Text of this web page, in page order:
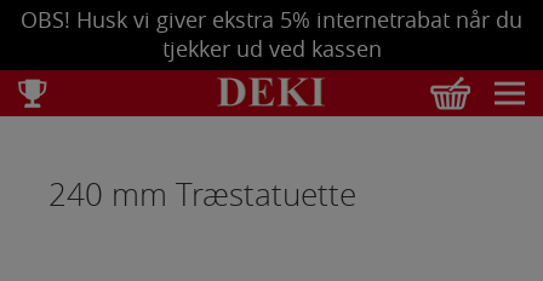
OBS! Husk vi giver ekstra 5% internetrabat når du
tjekker ud ved kassen
Tøm kurv
240 mm Træstatuette